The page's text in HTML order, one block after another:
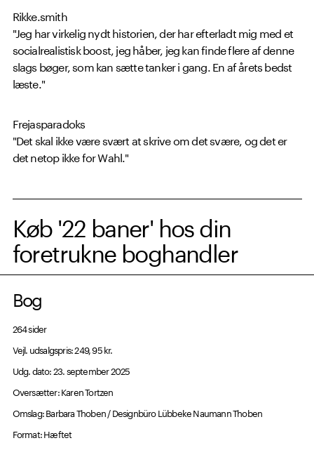
Rikke.smith
"Jeg har virkelig nydt historien, der har efterladt mig med et
socialrealistisk boost, jeg håber, jeg kan finde flere af denne
slags bøger, som kan sætte tanker i gang. En af årets bedst
læste."
Frejasparadoks
"Det skal ikke være svært at skrive om det svære, og det er
det netop ikke for Wahl."
Køb '22 baner' hos din
foretrukne boghandler
Bog
264 sider
Vejl. udsalgspris: 249, 95 kr.
Udg. dato: 23. september 2025
Oversætter: Karen Tortzen
Omslag: Barbara Thoben / Designbüro Lübbeke Naumann Thoben
Format: Hæftet